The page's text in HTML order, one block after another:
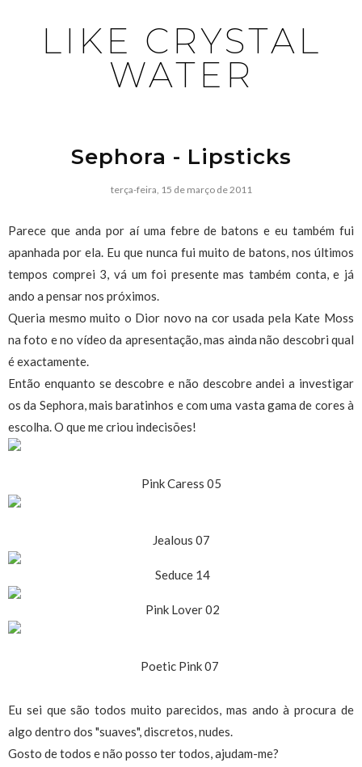
LIKE CRYSTAL
WATER
Sephora - Lipsticks
terça-feira, 15 de março de 2011
Parece que anda por aí uma febre de batons e eu também fui
apanhada por ela. Eu que nunca fui muito de batons, nos últimos
tempos comprei 3, vá um foi presente mas também conta, e já
ando a pensar nos próximos.
Queria mesmo muito o Dior novo na cor usada pela Kate Moss
na foto e no vídeo da apresentação, mas ainda não descobri qual
é exactamente.
Então enquanto se descobre e não descobre andei a investigar
os da Sephora, mais baratinhos e com uma vasta gama de cores à
escolha. O que me criou indecisões!
Pink Caress 05
Jealous 07
Seduce 14
Pink Lover 02
Poetic Pink 07
Eu sei que são todos muito parecidos, mas ando à procura de
algo dentro dos "suaves", discretos, nudes.
Gosto de todos e não posso ter todos, ajudam-me?